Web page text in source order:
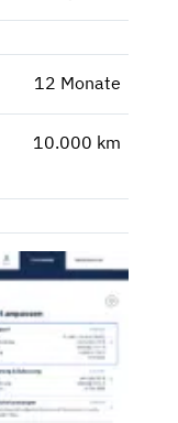
12 Monate
10.000 km